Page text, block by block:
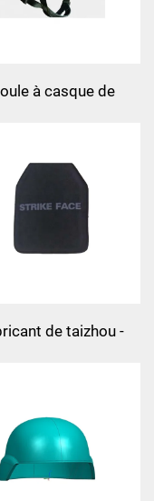
à casque de
plastique moule à
taizhou fabricant
de taizhou -
pour plaque
de gilet